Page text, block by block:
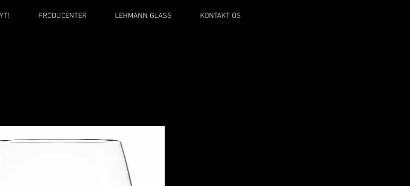
PRODUCENTER LEHMANN GLASS KONTAKT OS